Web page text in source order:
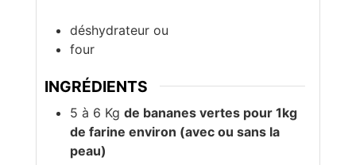
déshydrateur ou
four
INGRÉDIENTS
5 à 6 Kg de bananes vertes pour 1kg
de farine environ (avec ou sans la
peau)